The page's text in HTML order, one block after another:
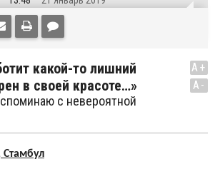
какой-то лишний
в своей красоте…»
с невероятной
A+
A-
Стамбул